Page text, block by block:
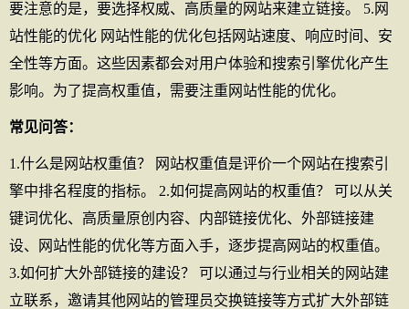
要注意的是，要选择权威、高质量的网站来建立链接。 5.网
站性能的优化 网站性能的优化包括网站速度、响应时间、安
全性等方面。这些因素都会对用户体验和搜索引擎优化产生
影响。为了提高权重值，需要注重网站性能的优化。
常见问答：
1.什么是网站权重值？ 网站权重值是评价一个网站在搜索引
擎中排名程度的指标。 2.如何提高网站的权重值？ 可以从关
键词优化、高质量原创内容、内部链接优化、外部链接建
设、网站性能的优化等方面入手，逐步提高网站的权重值。
3.如何扩大外部链接的建设？ 可以通过与行业相关的网站建
立联系，邀请其他网站的管理员交换链接等方式扩大外部链